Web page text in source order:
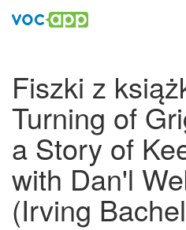
Fiszki z
Turning of
a Story of
with Dan'l
(Irving